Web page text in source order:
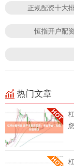
正规配资十大
恒指开户配资
热门文章